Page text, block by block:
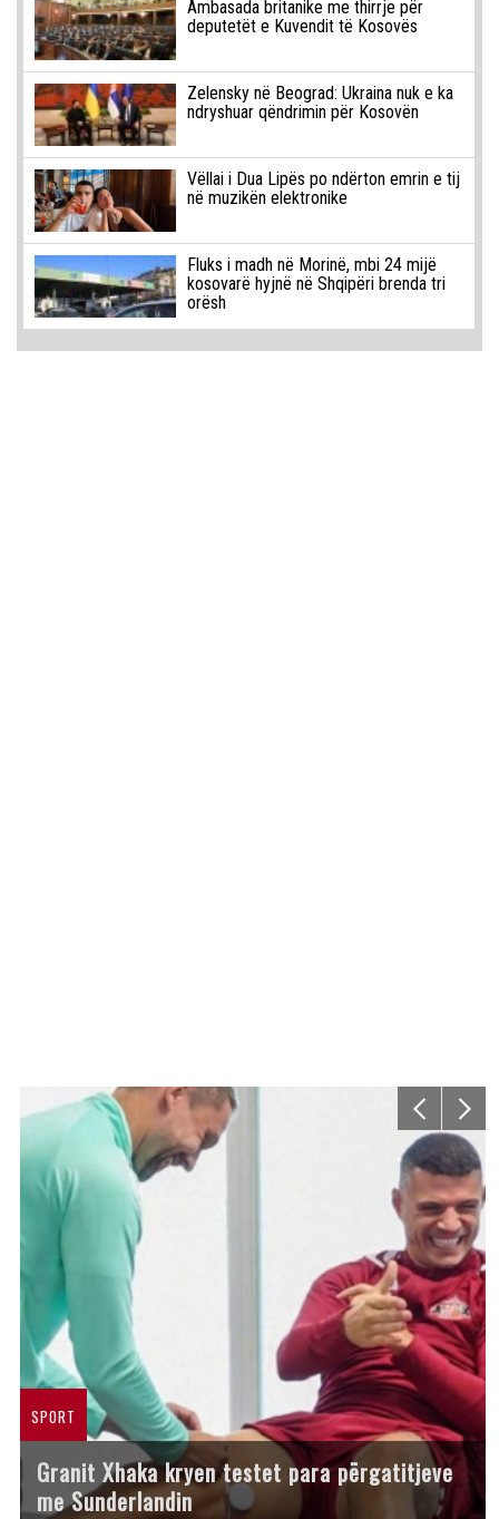
Ambasada britanike me thirrje për
deputetët e Kuvendit të Kosovës
Zelensky në Beograd: Ukraina nuk e ka
ndryshuar qëndrimin për Kosovën
Vëllai i Dua Lipës po ndërton emrin e tij
në muzikën elektronike
Fluks i madh në Morinë, mbi 24 mijë
kosovarë hyjnë në Shqipëri brenda tri
orësh
SPORT
Granit Xhaka kryen testet para përgatitjeve
me Sunderlandin